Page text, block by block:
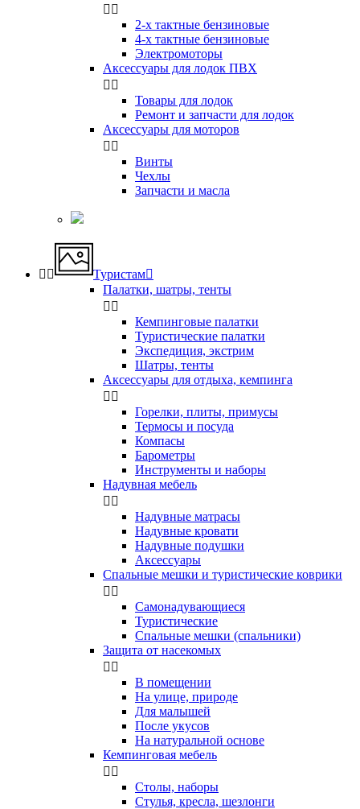
 
2-х тактные бензиновые
4-х тактные бензиновые
Электромоторы
Аксессуары для лодок ПВХ
 
Товары для лодок
Ремонт и запчасти для лодок
Аксессуары для моторов
 
Винты
Чехлы
Запчасти и масла
  Туристам
Палатки, шатры, тенты
 
Кемпинговые палатки
Туристические палатки
Экспедиция, экстрим
Шатры, тенты
Аксессуары для отдыха, кемпинга
 
Горелки, плиты, примусы
Термосы и посуда
Компасы
Бapoмeтpы
Инструменты и наборы
Надувная мебель
 
Надувные матрасы
Надувные кровати
Надувные подушки
Аксессуары
Спальные мешки и туристические коврики
 
Самонадувающиеся
Туристические
Спальные мешки (спальники)
Защита от насекомых
 
В помещении
На улице, природе
Для малышей
После укусов
На натуральной основе
Кемпинговая мебель
 
Столы, наборы
Стулья, кресла, шезлонги